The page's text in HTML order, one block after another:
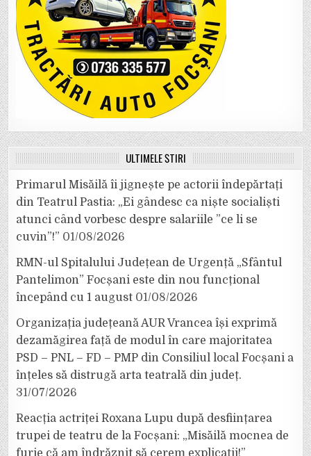
ULTIMELE ȘTIRI
Primarul Misăilă îi jignește pe actorii îndepărtați
din Teatrul Pastia: „Ei gândesc ca niște socialiști
atunci când vorbesc despre salariile ”ce li se
cuvin”!” 01/08/2026
RMN-ul Spitalului Județean de Urgență „Sfântul
Pantelimon” Focșani este din nou funcțional
începând cu 1 august 01/08/2026
Organizația județeană AUR Vrancea își exprimă
dezamăgirea față de modul în care majoritatea
PSD – PNL – FD – PMP din Consiliul local Focșani a
înțeles să distrugă arta teatrală din județ.
31/07/2026
Reacția actriței Roxana Lupu după desființarea
trupei de teatru de la Focșani: „Misăilă mocnea de
furie că am îndrăznit să cerem explicații!”